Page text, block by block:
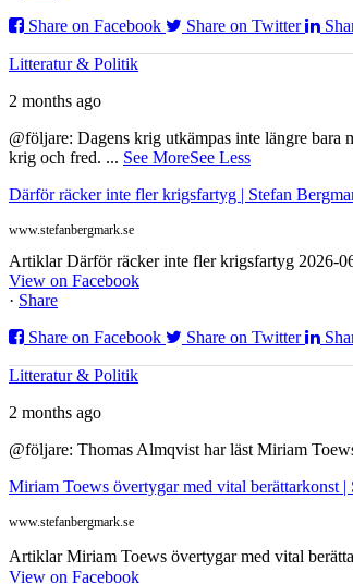
Share on Facebook
Share on Twitter
Litteratur & Politik
2 months ago
@följare: Dagens krig utkämpas inte längre bara
krig och fred. ... See MoreSee Less
Därför räcker inte fler krigsfartyg | Stefan
www.stefanbergmark.se
Artiklar Därför räcker inte fler krigsfartyg 2026-
View on Facebook
· Share
Share on Facebook
Share on Twitter
Litteratur & Politik
2 months ago
@följare: Thomas Almqvist har läst Miriam
Miriam Toews övertygar med vital berättarkonst |
www.stefanbergmark.se
Artiklar Miriam Toews övertygar med vital
View on Facebook